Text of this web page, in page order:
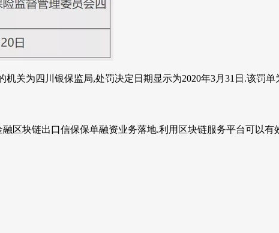
关为四川银保监局,处罚决定日期显示为2020年3月31日.该罚
区块链出口信保保单融资业务落地.利用区块链服务平台可以